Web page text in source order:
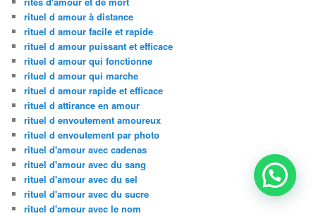
rituel d amour à distance
rituel d amour facile et rapide
rituel d amour puissant et efficace
rituel d amour qui fonctionne
rituel d amour qui marche
rituel d amour rapide et efficace
rituel d attirance en amour
rituel d envoutement amoureux
rituel d envoutement par photo
rituel d'amour avec cadenas
rituel d'amour avec du sang
rituel d'amour avec du sel
rituel d'amour avec du sucre
rituel d'amour avec le nom